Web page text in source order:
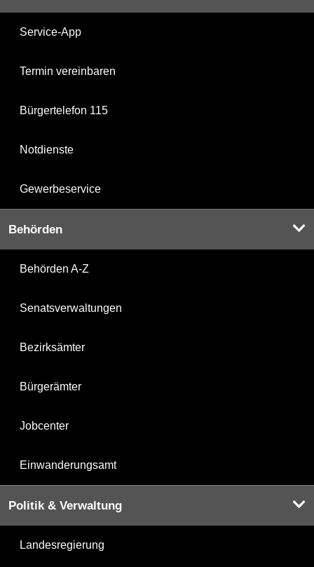
Service-App
Termin vereinbaren
Bürgertelefon 115
Notdienste
Gewerbeservice
Behörden
Behörden A-Z
Senatsverwaltungen
Bezirksämter
Bürgerämter
Jobcenter
Einwanderungsamt
Politik & Verwaltung
Landesregierung